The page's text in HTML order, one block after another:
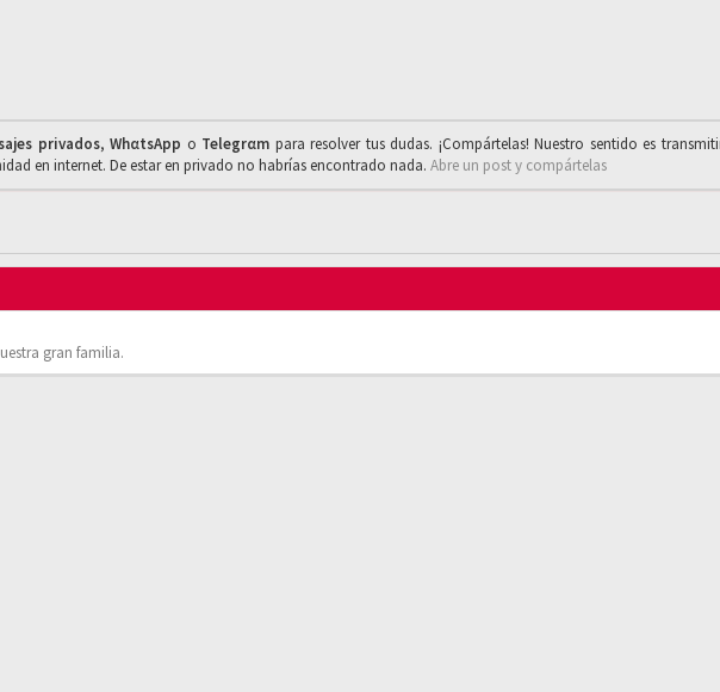
privados,WhαtsApp o Telegrαm para resolver tus dudas. ¡Compártelas! Nuestro sentido es
en internet. De estar en privado no habrías encontrado nada. Abre un post y compártelas
gran familia.